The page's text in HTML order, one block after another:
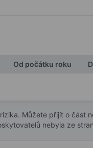
Od počátku roku
Můžete přijít o část
nebyla ze